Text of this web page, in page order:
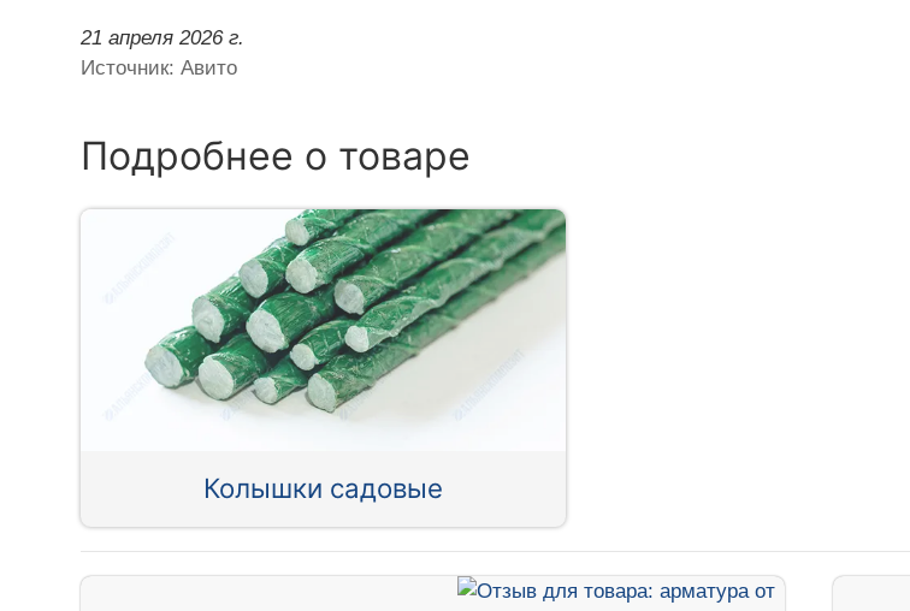
21 апреля 2026 г.
Источник: Авито
Подробнее о товаре
Колышки садовые